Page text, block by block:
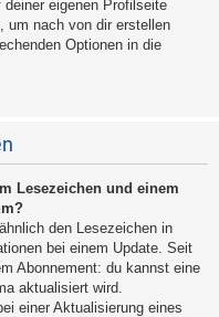
deiner eigenen Profilseite
um nach von dir erstellen
Optionen in die
Lesezeichen und einem
den Lesezeichen in
bei einem Update. Seit
Abonnement: du kannst eine
aktualisiert wird.
einer Aktualisierung eines